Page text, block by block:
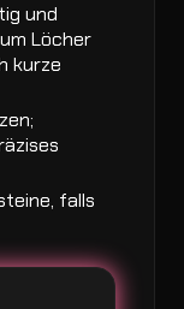
und
Löcher
kurze
falls